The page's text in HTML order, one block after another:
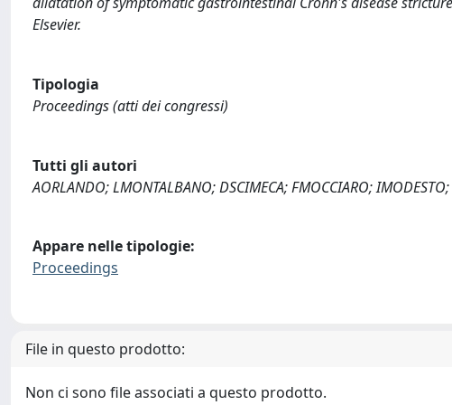
Elsevier.
Tipologia
Proceedings (atti dei congressi)
Tutti gli autori
AORLANDO; LMONTALBANO; DSCIMECA; FMOCCIARO;
Appare nelle tipologie:
Proceedings
File in questo prodotto:
Non ci sono file associati a questo prodotto.